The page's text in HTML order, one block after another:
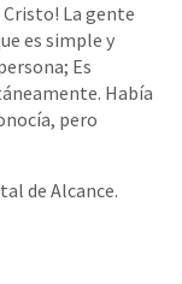
La gente
es simple y
Es
Había
pero
de Alcance.